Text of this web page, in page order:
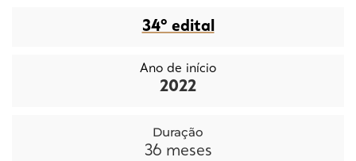
34º edital
Ano de início
2022
Duração
36meses